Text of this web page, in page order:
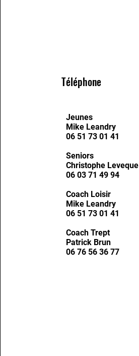
Téléphone
Jeunes
Mike Leandry
06 51 73 01 41
Seniors
Christophe Leveque
06 03 71 49 94
Coach Loisir
Mike Leandry
06 51 73 01 41
Coach Trept
Patrick Brun
06 76 56 36 77